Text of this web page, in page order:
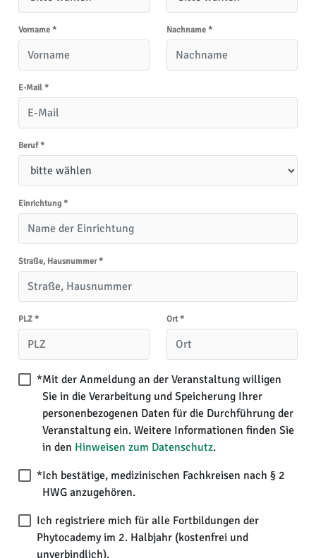
Vorname * Nachname *
E-Mail *
Beruf*
Einrichtung *
Straße, Hausnummer*
PLZ * Ort*
*Mit der Anmeldung an der Veranstaltung willigen
Sie in die Verarbeitung und Speicherung Ihrer
personenbezogenen Daten für die Durchführung der
Veranstaltung ein. Weitere Informationen finden Sie
in den Hinweisen zum Datenschutz.
*Ich bestätige, medizinischen Fachkreisen nach § 2
HWG anzugehören.
Ich registriere mich für alle Fortbildungen der
Phytocademy im 2. Halbjahr (kostenfrei und
unverbindlich).